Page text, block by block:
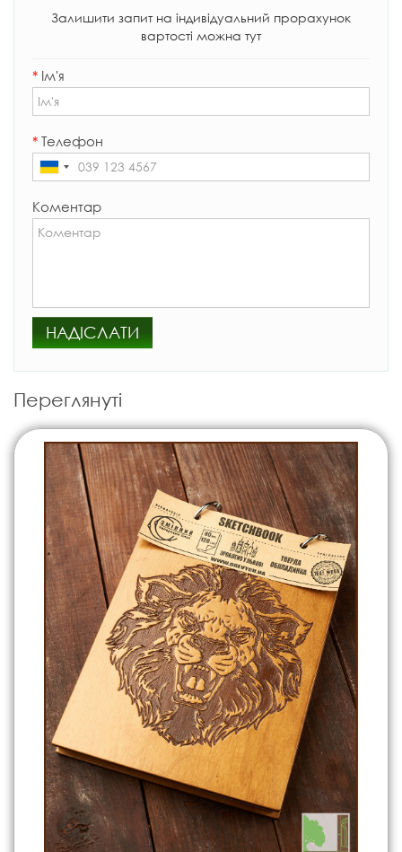
Залишити запит на індивідуальний прорахунок
вартості можна тут
* Ім'я
* Телефон
Коментар
НАДІСЛАТИ
Переглянуті